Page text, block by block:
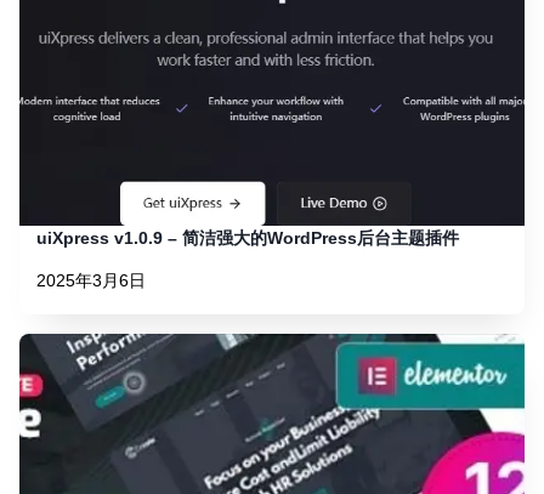
uiXpress v1.0.9 – 简洁强大的WordPress后台主题插件
2025年3月6日